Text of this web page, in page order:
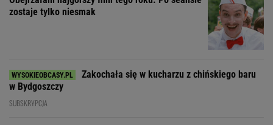
zostaje tylko niesmak
Zakochała się w kucharzu z chińskiego baru
w Bydgoszczy
SUBSKRYPCJA